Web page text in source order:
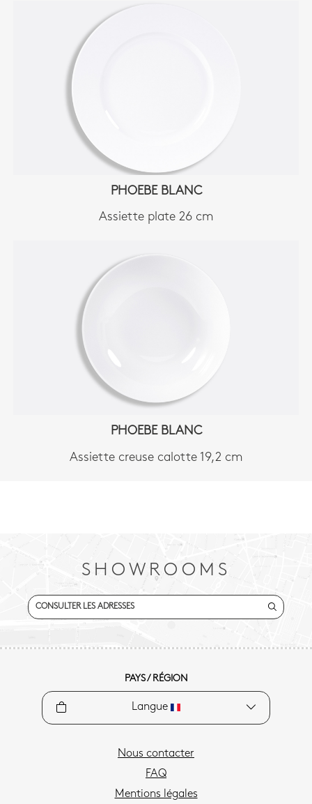
PHOEBE BLANC
Assiette plate 26 cm
PHOEBE BLANC
Assiette creuse calotte 19,2 cm
SHOWROOMS
CONSULTER LES ADRESSES
PAYS / RÉGION
Langue
Nous contacter
FAQ
Mentions légales